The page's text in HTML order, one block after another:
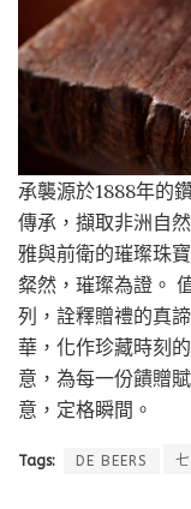
承襲源於1888年的
傳承，擷取非洲自
雅與前衛的璀璨珠
粲然，璀璨為證。
列，詮釋贈禮的真
華，化作珍藏時刻
意，為每一份饋贈
意，定格瞬間。
Tags: DE BEERS